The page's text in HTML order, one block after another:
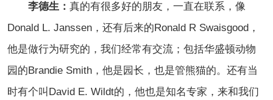
李德生： 真的有很多好的朋友，一直在联系，像
Donald L. Janssen，还有后来的Ronald R Swaisgood，
他是做行为研究的，我们经常有交流；包括华盛顿动物
园的Brandie Smith，他是园长，也是管熊猫的。还有当
时有个叫David E. Wildt的，他也是知名专家，来和我们